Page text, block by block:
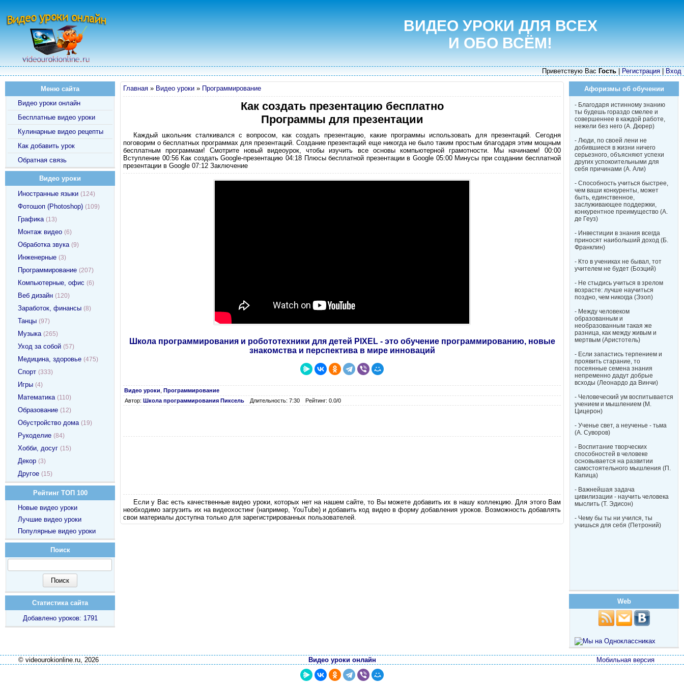
ВИДЕО УРОКИ ДЛЯ ВСЕХ
И ОБО ВСЁМ!
Приветствую Вас Гость Регистрация Вход
Главная » Видео уроки » Программирование
Как создать презентацию бесплатно
Программы для презентации
Каждый школьник сталкивался с вопросом, как создать презентацию, какие программы использовать для презентаций. Сегодня
поговорим о бесплатных программах для презентаций. Создание презентаций еще никогда не было таким простым благодаря этим мощным
бесплатным программам! Смотрите новый видеоурок, чтобы изучить все основы компьютерной грамотности. Мы начинаем! 00:00
Вступление 00:56 Как создать Google-презентацию 04:18 Плюсы бесплатной презентации в Google 05:00 Минусы при создании бесплатной
презентации в Google 07:12 Заключение
Школа программирования и робототехники для детей PIXEL - это обучение программированию, новые
знакомства и перспектива в мире инноваций
Видео уроки Программирование
Автор: Школа программирования Пиксель Длительность: 7:30 Рейтинг: 0.0/0
Если у Вас есть качественные видео уроки, которых нет на нашем сайте, то Вы можете добавить их в нашу коллекцию. Для этого Вам
необходимо загрузить их на видеохостинг (например, YouTube) и добавить код видео в форму добавления уроков. Возможность добавлять
свои материалы доступна только для зарегистрированных пользователей.
Меню сайта
Видео уроки онлайн
Бесплатные видео уроки
Кулинарные видео рецепты
Как добавить урок
Обратная связь
Видео уроки
Иностранные языки (124)
Фотошоп (Photoshop) (109)
Графика (13)
Монтаж видео (6)
Обработка звука (9)
Инженерные (3)
Программирование (207)
Компьютерные, офис (6)
Веб дизайн (120)
Заработок, финансы (8)
Танцы (97)
Музыка (265)
Уход за собой (57)
Медицина, здоровье (475)
Спорт (333)
Игры (4)
Математика (110)
Образование (12)
Обустройство дома (19)
Рукоделие (84)
Хобби, досуг (15)
Декор (3)
Другое (15)
Рейтинг ТОП 100
Новые видео уроки
Лучшие видео уроки
Популярные видео уроки
Поиск
Статистика сайта
Добавлено уроков: 1791
Афоризмы об обучении
- Благодаря истинному знанию
ты будешь гораздо смелее и
совершеннее в каждой работе,
нежели без него (А. Дюрер)
- Люди, по своей лени не
добившиеся в жизни ничего
серьезного, объясняют успехи
других успокоительными для
себя причинами (А. Али)
- Способность учиться быстрее,
чем ваши конкуренты, может
быть, единственное,
заслуживающее поддержки,
конкурентное преимущество (А.
де Геуз)
- Инвестиции в знания всегда
приносят наибольший доход (Б.
Франклин)
- Кто в учениках не бывал, тот
учителем не будет (Боэций)
- Не стыдись учиться в зрелом
возрасте: лучше научиться
поздно, чем никогда (Эзоп)
- Между человеком
образованным и
необразованным такая же
разница, как между живым и
мертвым (Аристотель)
- Если запастись терпением и
проявить старание, то
посеянные семена знания
непременно дадут добрые
всходы (Леонардо да Винчи)
- Человеческий ум воспитывается
учением и мышлением (М.
Цицерон)
- Ученье свет, а неученье - тьма
(А. Суворов)
- Воспитание творческих
способностей в человеке
основывается на развитии
самостоятельного мышления (П.
Капица)
- Важнейшая задача
цивилизации - научить человека
мыслить (Т. Эдисон)
- Чему бы ты ни учился, ты
учишься для себя (Петроний)
Web
© videourokionline.ru, 2026 Мобильная версия
Видео уроки онлайн